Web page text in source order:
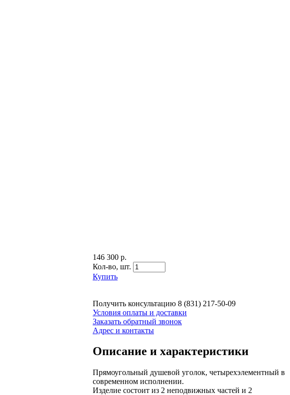
146 300 р.
Кол-во, шт.
Купить
Получить консультацию 8 (831) 217-50-09
Условия оплаты и доставки
Заказать обратный звонок
Адрес и контакты
Описание и характеристики
Прямоугольный душевой уголок, четырехэлементный в
современном исполнении.
Изделие состоит из 2 неподвижных частей и 2